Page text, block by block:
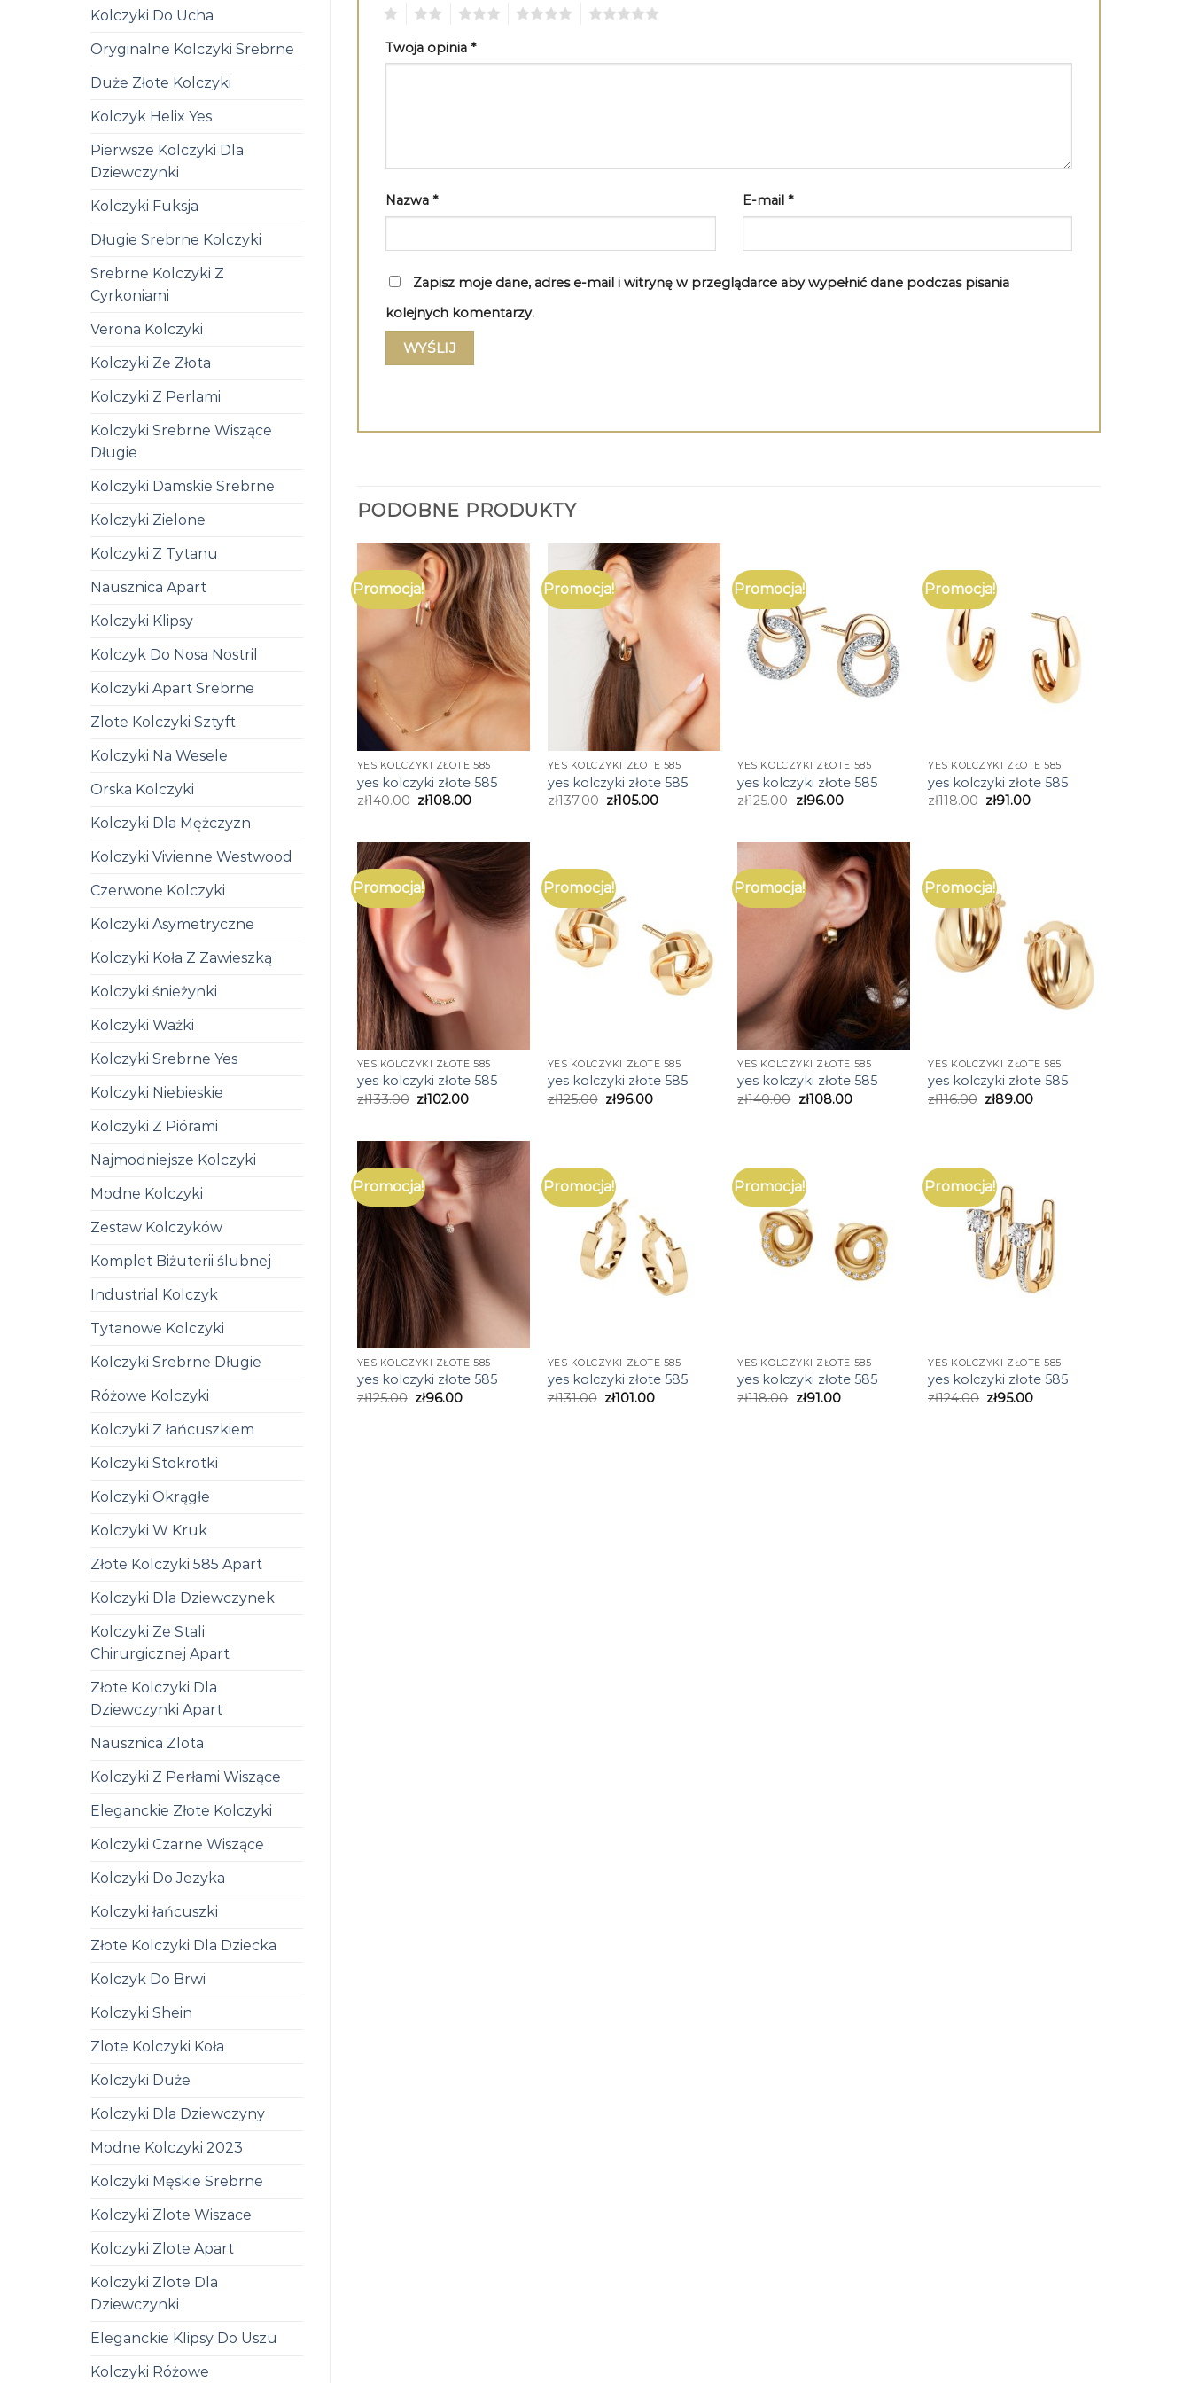
Kolczyki Do Ucha
Oryginalne Kolczyki Srebrne
Duże Złote Kolczyki
Kolczyk Helix Yes
Pierwsze Kolczyki Dla
Dziewczynki
Kolczyki Fuksja
Długie Srebrne Kolczyki
Srebrne Kolczyki Z
Cyrkoniami
Verona Kolczyki
Kolczyki Ze Złota
Kolczyki Z Perlami
Kolczyki Srebrne Wiszące
Długie
Kolczyki Damskie Srebrne
Kolczyki Zielone
Kolczyki Z Tytanu
Nausznica Apart
Kolczyki Klipsy
Kolczyk Do Nosa Nostril
Kolczyki Apart Srebrne
Zlote Kolczyki Sztyft
Kolczyki Na Wesele
Orska Kolczyki
Kolczyki Dla Mężczyzn
Kolczyki Vivienne Westwood
Czerwone Kolczyki
Kolczyki Asymetryczne
Kolczyki Koła Z Zawieszką
Kolczyki śnieżynki
Kolczyki Ważki
Kolczyki Srebrne Yes
Kolczyki Niebieskie
Kolczyki Z Piórami
Najmodniejsze Kolczyki
Modne Kolczyki
Zestaw Kolczyków
Komplet Biżuterii ślubnej
Industrial Kolczyk
Tytanowe Kolczyki
Kolczyki Srebrne Długie
Różowe Kolczyki
Kolczyki Z łańcuszkiem
Kolczyki Stokrotki
Kolczyki Okrągłe
Kolczyki W Kruk
Złote Kolczyki 585 Apart
Kolczyki Dla Dziewczynek
Kolczyki Ze Stali
Chirurgicznej Apart
Złote Kolczyki Dla
Dziewczynki Apart
Nausznica Zlota
Kolczyki Z Perłami Wiszące
Eleganckie Złote Kolczyki
Kolczyki Czarne Wiszące
Kolczyki Do Jezyka
Kolczyki łańcuszki
Złote Kolczyki Dla Dziecka
Kolczyk Do Brwi
Kolczyki Shein
Zlote Kolczyki Koła
Kolczyki Duże
Kolczyki Dla Dziewczyny
Modne Kolczyki 2023
Kolczyki Męskie Srebrne
Kolczyki Zlote Wiszace
Kolczyki Zlote Apart
Kolczyki Zlote Dla
Dziewczynki
Eleganckie Klipsy Do Uszu
Kolczyki Różowe
Twoja opinia *
Nazwa * E-mail *
Zapisz moje dane, adres e-mail i witrynę w przeglądarce aby wypełnić dane podczas pisania
kolejnych komentarzy.
PODOBNE PRODUKTY
Promocja!
YES KOLCZYKI ZŁOTE 585
yes kolczyki złote 585
zł140.00 zł108.00
Promocja!
YES KOLCZYKI ZŁOTE 585
yes kolczyki złote 585
zł137.00 zł105.00
Promocja!
YES KOLCZYKI ZŁOTE 585
yes kolczyki złote 585
zł125.00 zł96.00
Promocja!
YES KOLCZYKI ZŁOTE 585
yes kolczyki złote 585
zł118.00 zł91.00
Promocja!
YES KOLCZYKI ZŁOTE 585
yes kolczyki złote 585
zł133.00 zł102.00
Promocja!
YES KOLCZYKI ZŁOTE 585
yes kolczyki złote 585
zł125.00 zł96.00
Promocja!
YES KOLCZYKI ZŁOTE 585
yes kolczyki złote 585
zł140.00 zł108.00
Promocja!
YES KOLCZYKI ZŁOTE 585
yes kolczyki złote 585
zł116.00 zł89.00
Promocja!
YES KOLCZYKI ZŁOTE 585
yes kolczyki złote 585
zł125.00 zł96.00
Promocja!
YES KOLCZYKI ZŁOTE 585
yes kolczyki złote 585
zł131.00 zł101.00
Promocja!
YES KOLCZYKI ZŁOTE 585
yes kolczyki złote 585
zł118.00 zł91.00
Promocja!
YES KOLCZYKI ZŁOTE 585
yes kolczyki złote 585
zł124.00 zł95.00